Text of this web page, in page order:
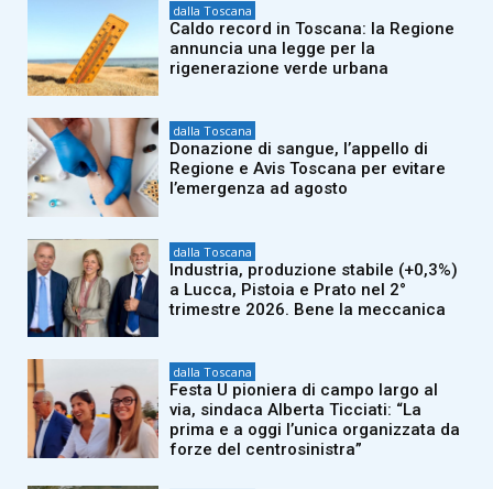
dalla Toscana
Caldo record in Toscana: la Regione
annuncia una legge per la
rigenerazione verde urbana
dalla Toscana
Donazione di sangue, l’appello di
Regione e Avis Toscana per evitare
l’emergenza ad agosto
dalla Toscana
Industria, produzione stabile (+0,3%)
a Lucca, Pistoia e Prato nel 2°
trimestre 2026. Bene la meccanica
dalla Toscana
Festa U pioniera di campo largo al
via, sindaca Alberta Ticciati: “La
prima e a oggi l’unica organizzata da
forze del centrosinistra”